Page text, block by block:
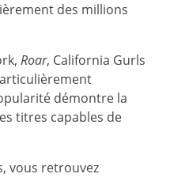
des millions
Roar, California Gurls
démontre la
titres capables de
vous retrouvez